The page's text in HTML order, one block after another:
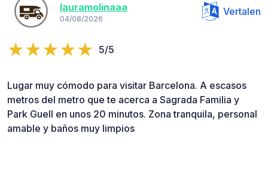
lauramolinaaa
04/08/2026
Vertalen
5/5
Lugar muy cómodo para visitar Barcelona. A escasos
metros del metro que te acerca a Sagrada Familia y
Park Guell en unos 20 minutos. Zona tranquila, personal
amable y baños muy limpios